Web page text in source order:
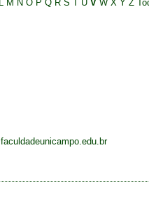
L M N O P Q R S T U V W X Y Z